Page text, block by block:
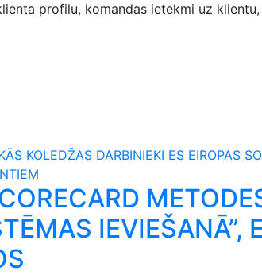
profilu, komandas ietekmi uz
KOLEDŽAS DARBINIEKI ES EIROPAS
IEVIEŠANĀ”,